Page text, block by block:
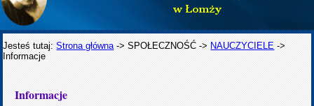
Jesteś tutaj:Strona główna ->SPOŁECZNOŚĆ -> NAUCZYCIELE ->
Informacje
Informacje